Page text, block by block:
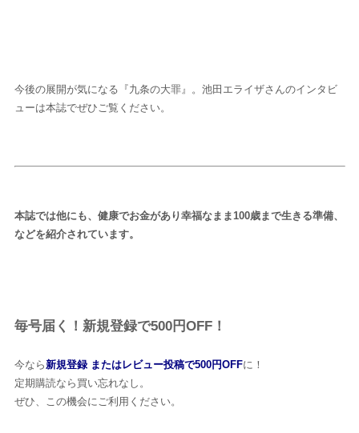
今後の展開が気になる『九条の大罪』。池田エライザさんのインタビ
ューは本誌でぜひご覧ください。
本誌では他にも、健康でお金があり幸福なまま100歳まで生きる準備、
などを紹介されています。
毎号届く！新規登録で500円OFF！
今なら新規登録 またはレビュー投稿で500円OFFに！
定期購読なら買い忘れなし。
ぜひ、この機会にご利用ください。